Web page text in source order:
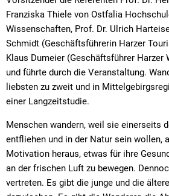
Franziska Thiele von Ostfalia
Wissenschaften, Prof. Dr. Ulrich
Schmidt (Geschäftsführerin Harzer
Klaus Dumeier (Geschäftsführer Harzer
und führte durch die Veranstaltung.
liebsten zu zweit und in
einer Langzeitstudie.
Menschen wandern, weil sie einerseits
entfliehen und in der Natur sein wollen,
Motivation heraus, etwas für ihre
an der frischen Luft zu bewegen.
vertreten. Es gibt die junge und die